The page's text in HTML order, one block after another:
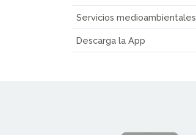
Servicios medioambientales
Descarga la App